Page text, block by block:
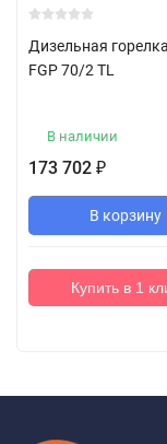
Дизельная
FGP 70/2 TL
В наличии
173 702 ₽
В корзину
Купить в 1